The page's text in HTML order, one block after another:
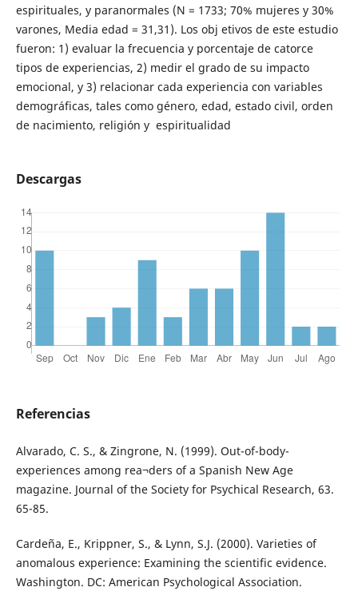
espirituales, y paranormales (N = 1733; 70% mujeres y 30%
varones, Media edad = 31,31). Los obj etivos de este estudio
fueron: 1) evaluar la frecuencia y porcentaje de catorce
tipos de experiencias, 2) medir el grado de su impacto
emocional, y 3) relacionar cada experiencia con variables
demográficas, tales como género, edad, estado civil, orden
de nacimiento, religión y espiritualidad
Descargas
Referencias
Alvarado, C. S., & Zingrone, N. (1999). Out-of-body-
experiences among rea¬ders of a Spanish New Age
magazine. Journal of the Society for Psychical Research, 63.
65-85.
Cardeña, E., Krippner, S., & Lynn, S.J. (2000). Varieties of
anomalous experience: Examining the scientific evidence.
Washington. DC: American Psychological Association.